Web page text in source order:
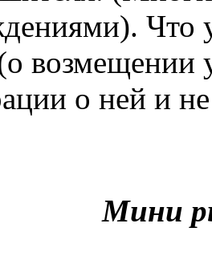
Что
возмещении
о ней и
Мини